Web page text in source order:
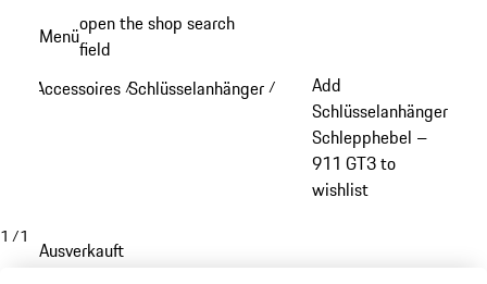
Hauptinhalt
Menüopen the shop search
field
Accessoires /Schlüsselanhänger /
Add
Schlüsselanhänger
Schlepphebel –
911 GT3 to
wishlist
1 /1
Ausverkauft